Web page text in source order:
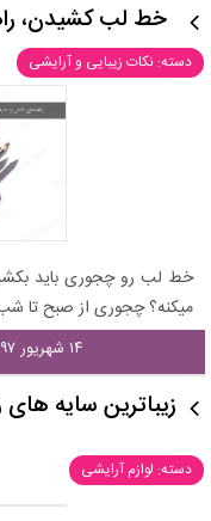
خط لب کشیدن،
دسته: نکات زیبایی و آرایشی
خط لب رو چجوری باید
میکنه؟ چجوری از صبح تا
۱۴ شهریور ۱۳۹۷ - ۱۴:۱۱
زیباترین سایه
دسته: لوازم آرایشی